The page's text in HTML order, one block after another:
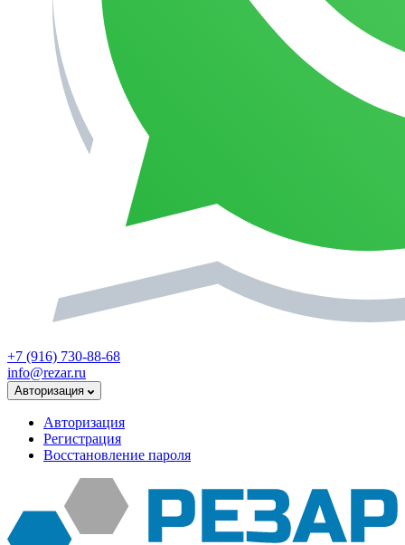
+7 (916) 730-88-68
info@rezar.ru
Авторизация
Авторизация
Регистрация
Восстановление пароля